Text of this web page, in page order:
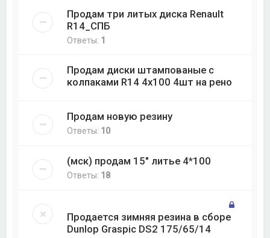
Продам три литых диска Renault
R14_СПБ
Ответы: 1
Продам диски штампованые с
колпаками R14 4х100 4шт на рено
Продам новую резину
Ответы: 10
(мск) продам 15" литье 4*100
Ответы: 18
Продается зимняя резина в сборе
Dunlop Graspic DS2 175/65/14